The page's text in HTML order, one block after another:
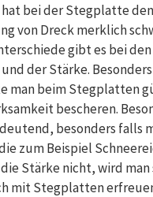
bei der Stegplatte
von Dreck merklich
gibt es bei
der Stärke.
man beim Stegplatten
bescheren.
besonders falls
zum Beispiel
Stärke nicht, wird
mit Stegplatten